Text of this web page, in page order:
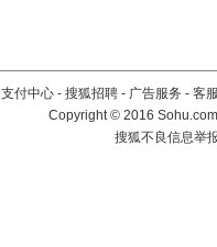
支付中心 - 搜狐招聘 - 广告服务 - 客
Copyright©2016
搜狐不良信息举